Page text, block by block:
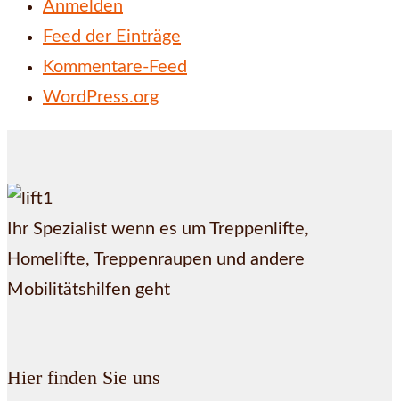
Anmelden
Feed der Einträge
Kommentare-Feed
WordPress.org
Ihr Spezialist wenn es um Treppenlifte,
Homelifte, Treppenraupen und andere
Mobilitätshilfen geht
Hier finden Sie uns